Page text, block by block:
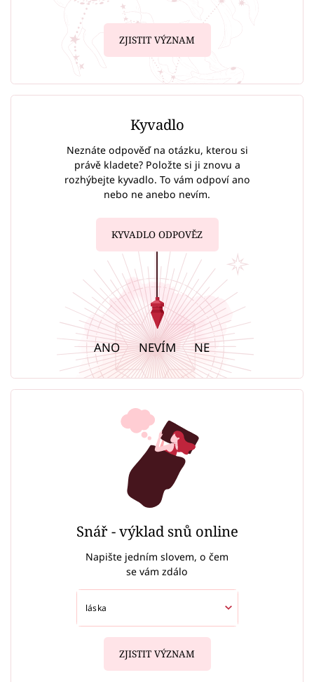
ZJISTIT VÝZNAM
Kyvadlo
Neznáte odpověď na otázku, kterou si
právě kladete? Položte si ji znovu a
rozhýbejte kyvadlo. To vám odpoví ano
nebo ne anebo nevím.
KYVADLO ODPOVĚZ
ANO NEVÍM NE
Snář - výklad snů online
Napište jedním slovem, o čem
se vám zdálo
ZJISTIT VÝZNAM